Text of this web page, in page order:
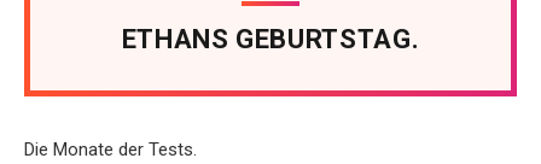
ETHANS GEBURTSTAG.
Die Monate der Tests.